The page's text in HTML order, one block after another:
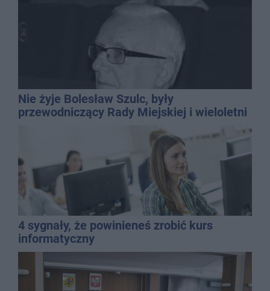
Nie żyje Bolesław Szulc, były
przewodniczący Rady Miejskiej i wieloletni
4 sygnały, że powinieneś zrobić kurs
informatyczny